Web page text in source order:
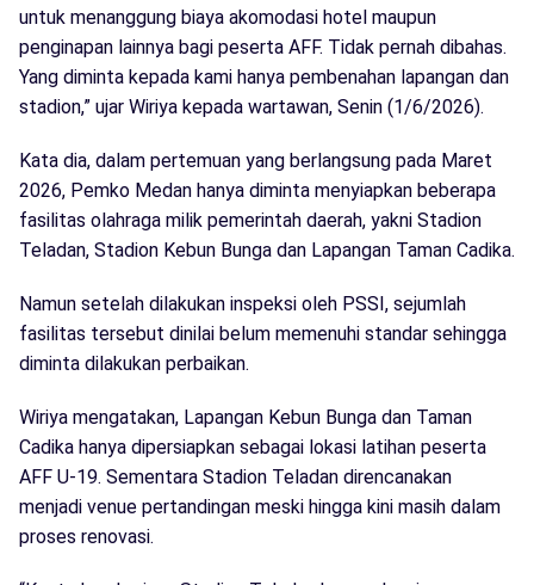
untuk menanggung biaya akomodasi hotel maupun
penginapan lainnya bagi peserta AFF. Tidak pernah dibahas.
Yang diminta kepada kami hanya pembenahan lapangan dan
stadion,” ujar Wiriya kepada wartawan, Senin (1/6/2026).
Kata dia, dalam pertemuan yang berlangsung pada Maret
2026, Pemko Medan hanya diminta menyiapkan beberapa
fasilitas olahraga milik pemerintah daerah, yakni Stadion
Teladan, Stadion Kebun Bunga dan Lapangan Taman Cadika.
Namun setelah dilakukan inspeksi oleh PSSI, sejumlah
fasilitas tersebut dinilai belum memenuhi standar sehingga
diminta dilakukan perbaikan.
Wiriya mengatakan, Lapangan Kebun Bunga dan Taman
Cadika hanya dipersiapkan sebagai lokasi latihan peserta
AFF U-19. Sementara Stadion Teladan direncanakan
menjadi venue pertandingan meski hingga kini masih dalam
proses renovasi.